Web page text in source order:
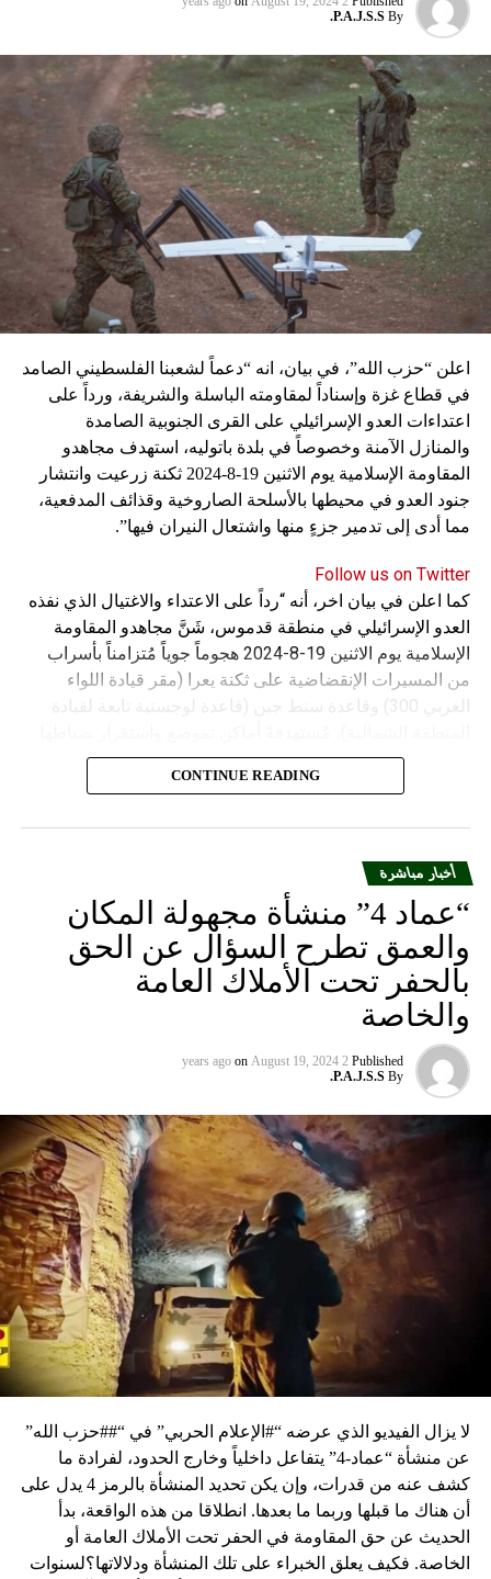
نسبه الحزب الى إسرائيل”.
By
P.A.J.S.S.
اعلن “حزب الله”، في بيان، انه “دعماً لشعبنا الفلسطيني الصامد
في قطاع غزة وإسناداً لمقاومته الباسلة ‌‏‌‏‌والشريفة، ورداً على
اعتداءات العدو الإسرائيلي على القرى الجنوبية الصامدة
والمنازل الآمنة وخصوصاً في بلدة باتوليه، استهدف مجاهدو
المقاومة الإسلامية يوم الاثنين 19-8-2024 ثكنة زرعيت وانتشار
جنود العدو في محيطها بالأسلحة الصاروخية وقذائف المدفعية،
مما أدى إلى تدمير جزءٍ منها واشتعال النيران فيها”.
Follow us on Twitter
كما اعلن في بيان اخر، أنه “رداً على الاعتداء والاغتيال الذي نفذه
العدو الإسرائيلي في منطقة قدموس، شَنَّ مجاهدو المقاومة
الإسلامية يوم الاثنين 19-8-2024 هجوماً جوياً مُتزامناً بأسراب
من المسيرات الإنقضاضية على ثكنة يعرا (مقر قيادة اللواء
الغربي 300) وقاعدة سنط جين (قاعدة لوجستية تابعة لقيادة
وجنودها وأصابت أهدافها بدقة وأوقعت فيهم عدداً من القتلى
CONTINUE READING
أخبار مباشرة
“عماد 4” منشأة مجهولة المكان
والعمق تطرح السؤال عن الحق
بالحفر تحت الأملاك العامة
والخاصة
Published
2 years ago
on August 19, 2024
By
P.A.J.S.S.
لا يزال الفيديو الذي عرضه “#الإعلام الحربي” في “##حزب الله”
عن منشأة “عماد-4” يتفاعل داخلياً وخارج الحدود، لفرادة ما
كشف عنه من قدرات، وإن يكن تحديد المنشأة بالرمز 4 يدل على
أن هناك ما قبلها وربما ما بعدها. انطلاقا من هذه الواقعة، بدأ
الحديث عن حق المقاومة في الحفر تحت الأملاك العامة أو
الخاصة. فكيف يعلق الخبراء على تلك المنشأة ودلالاتها؟لسنوات